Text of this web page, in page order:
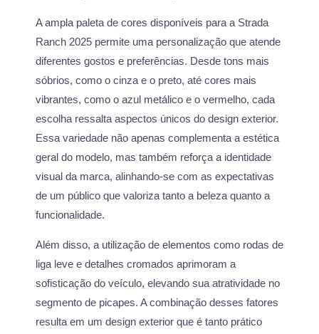
A ampla paleta de cores disponíveis para a Strada
Ranch 2025 permite uma personalização que atende
diferentes gostos e preferências. Desde tons mais
sóbrios, como o cinza e o preto, até cores mais
vibrantes, como o azul metálico e o vermelho, cada
escolha ressalta aspectos únicos do design exterior.
Essa variedade não apenas complementa a estética
geral do modelo, mas também reforça a identidade
visual da marca, alinhando-se com as expectativas
de um público que valoriza tanto a beleza quanto a
funcionalidade.
Além disso, a utilização de elementos como rodas de
liga leve e detalhes cromados aprimoram a
sofisticação do veículo, elevando sua atratividade no
segmento de picapes. A combinação desses fatores
resulta em um design exterior que é tanto prático